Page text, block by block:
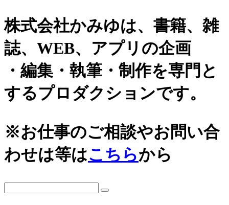
株式会社かみゆは、書籍、雑
誌、WEB、アプリの企画
・編集・執筆・制作を専門と
するプロダクションです。
※お仕事のご相談やお問い合
わせは等はこちらから
城
日本史通史
2026年